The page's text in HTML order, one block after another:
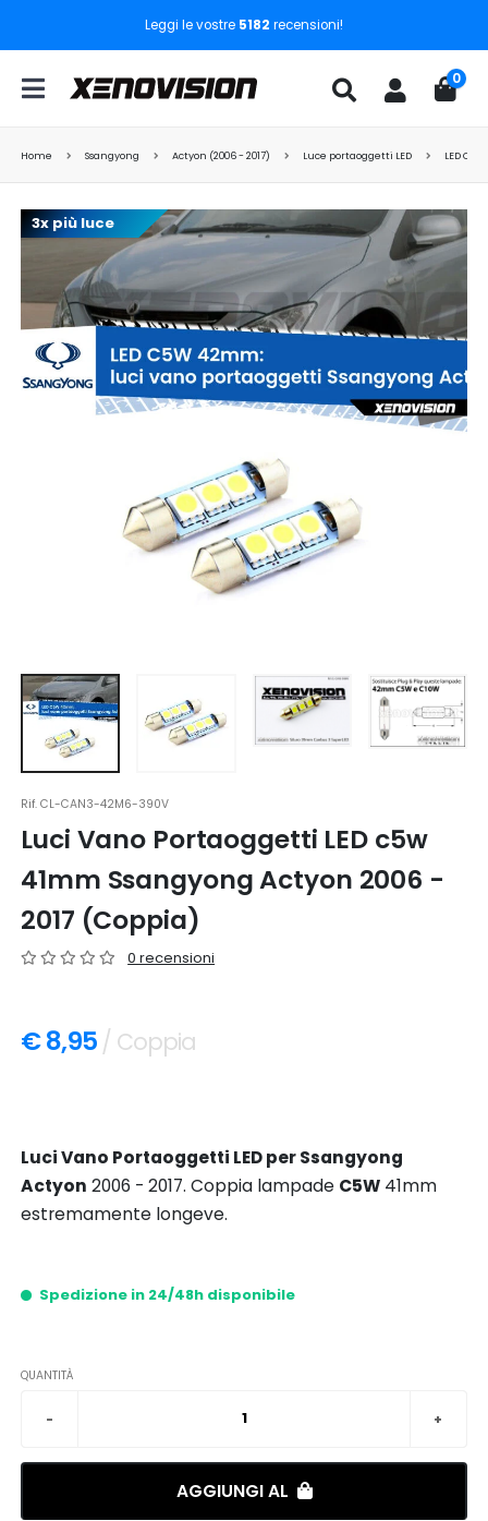
Leggi le vostre 5182 recensioni!
0
Home Ssangyong Actyon (2006 - 2017) Luce portaoggetti LED LED
3x più luce
Rif.CL-CAN3-42M6-390V
Luci Vano Portaoggetti LED c5w
41mm Ssangyong Actyon 2006 -
2017 (Coppia)
0 recensioni
€ 8,95 / Coppia
Luci Vano Portaoggetti LED per Ssangyong
Actyon 2006 - 2017. Coppia lampade C5W 41mm
estremamente longeve.
Spedizione in 24/48h disponibile
QUANTITÀ
AGGIUNGI AL